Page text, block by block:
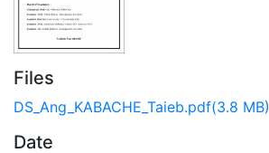
Files
DS_Ang_KABACHE_Taieb.pdf(3.8 MB)
Date